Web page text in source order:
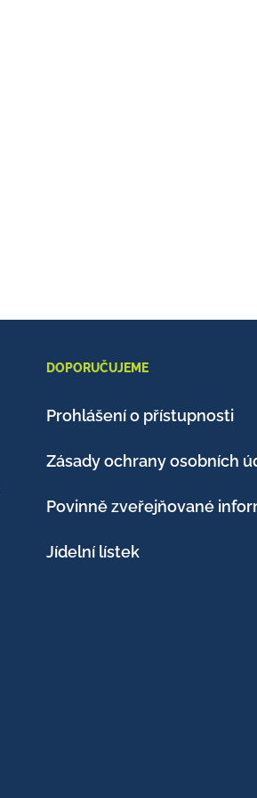
DOPORUČUJEME
Prohlášení o přístupnosti
Zásady ochrany osobních
Povinně zveřejňované
Jídelní lístek